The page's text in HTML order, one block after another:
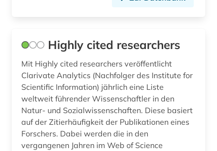
Highly cited researchers
Mit Highly cited researchers veröffentlicht
Clarivate Analytics (Nachfolger des Institute for
Scientific Information) jährlich eine Liste
weltweit führender Wissenschaftler in den
Natur- und Sozialwissenschaften. Diese basiert
auf der Zitierhäufigkeit der Publikationen eines
Forschers. Dabei werden die in den
vergangenen Jahren im Web of Science